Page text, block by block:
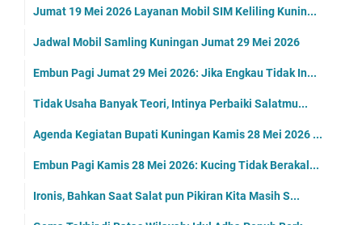
Jumat 19 Mei 2026 Layanan Mobil SIM Keliling Kunin...
Jadwal Mobil Samling Kuningan Jumat 29 Mei 2026
Embun Pagi Jumat 29 Mei 2026: Jika Engkau Tidak In...
Tidak Usaha Banyak Teori, Intinya Perbaiki Salatmu...
Agenda Kegiatan Bupati Kuningan Kamis 28 Mei 2026 ...
Embun Pagi Kamis 28 Mei 2026: Kucing Tidak Berakal...
Ironis, Bahkan Saat Salat pun Pikiran Kita Masih S...